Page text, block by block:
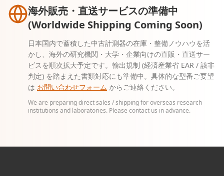
海外販売・直送サービスの準備中
(Worldwide Shipping Coming Soon)
日本国内で蓄積した中古計測器の在庫・整備ノウハウを活
かし、海外の研究機関・大学・企業向けの直販・直送サー
ビスを順次拡大予定です。輸出規制 (経済産業省 EAR / 該非
判定) を踏まえた書類対応にも準備中。具体的な型番ご要望
は お問い合わせフォーム からご連絡ください。
We are preparing direct sales / shipping for overseas research
institutions and laboratories. Please contact us in advance.